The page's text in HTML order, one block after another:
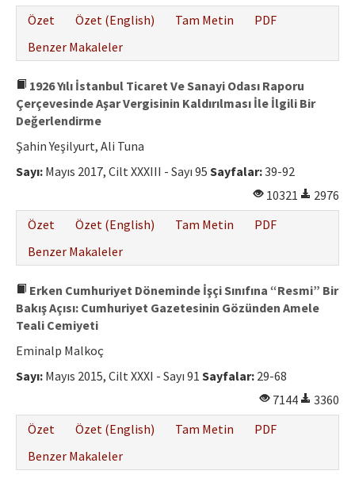
Özet
Özet (English) Tam Metin
PDF
Benzer Makaleler
1926 Yılı İstanbul Ticaret Ve Sanayi Odası Raporu
Çerçevesinde Aşar Vergisinin Kaldırılması İle İlgili Bir
Değerlendirme
Şahin Yeşilyurt, Ali Tuna
Sayı: Mayıs 2017, Cilt XXXIII - Sayı 95 Sayfalar:39-92
10321
2976
Özet
Özet (English) Tam Metin
PDF
Benzer Makaleler
Erken Cumhuriyet Döneminde İşçi Sınıfına “Resmi” Bir
Bakış Açısı: Cumhuriyet Gazetesinin Gözünden Amele
Teali Cemiyeti
Eminalp Malkoç
Sayı: Mayıs 2015, Cilt XXXI - Sayı 91 Sayfalar: 29-68
7144
3360
Özet
Özet (English) Tam Metin
PDF
Benzer Makaleler